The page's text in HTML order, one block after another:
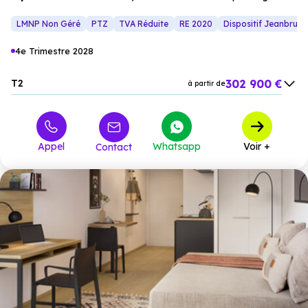
LMNP Non Géré PTZ TVA Réduite RE 2020 Dispositif Jeanbrun
4e Trimestre 2028
T2 à partir de302 900 €
à partir de 547 900 €
Appel Contact Whatsapp Voir +